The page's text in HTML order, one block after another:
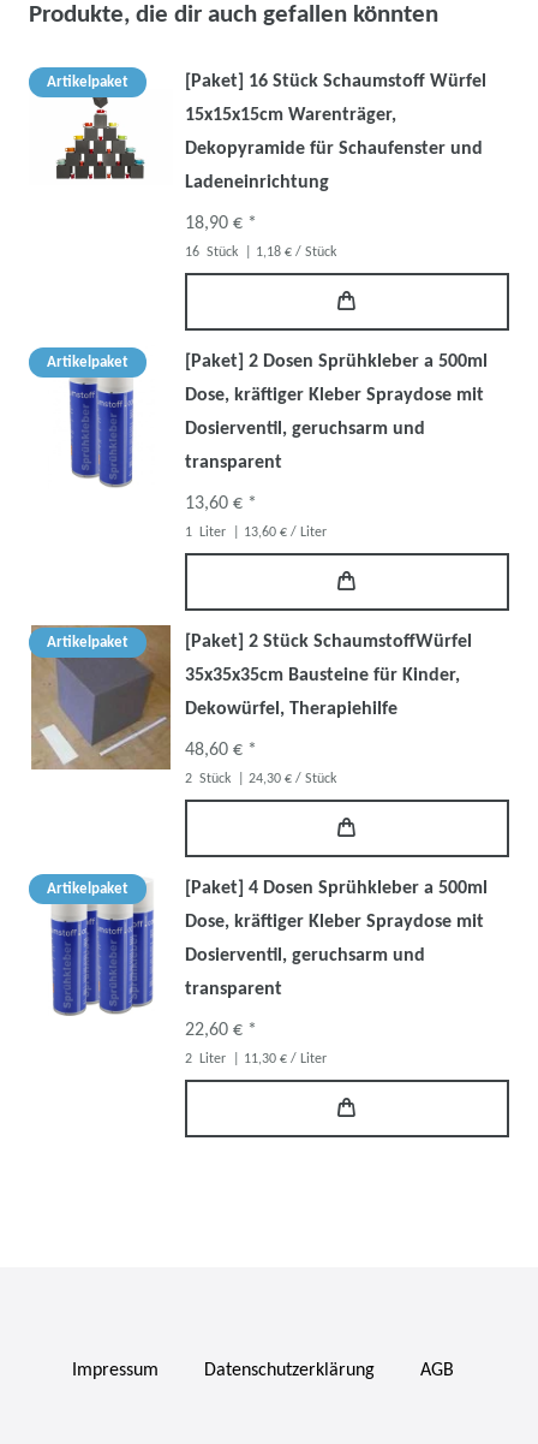
Produkte, die dir auch gefallen könnten
Artikelpaket
[Paket] 16 Stück Schaumstoff Würfel
15x15x15cm Warenträger,
Dekopyramide für Schaufenster und
Ladeneinrichtung
18,90 € *
16 Stück | 1,18 € / Stück
Artikelpaket
[Paket] 2 Dosen Sprühkleber a 500ml
Dose, kräftiger Kleber Spraydose mit
Dosierventil, geruchsarm und
transparent
13,60 € *
1 Liter | 13,60 € / Liter
Artikelpaket
[Paket] 2 Stück SchaumstoffWürfel
35x35x35cm Bausteine für Kinder,
Dekowürfel, Therapiehilfe
48,60 € *
2 Stück | 24,30 € / Stück
Artikelpaket
[Paket] 4 Dosen Sprühkleber a 500ml
Dose, kräftiger Kleber Spraydose mit
Dosierventil, geruchsarm und
transparent
22,60 € *
2 Liter | 11,30 € / Liter
Impressum Daten­schutz­erklärung AGB